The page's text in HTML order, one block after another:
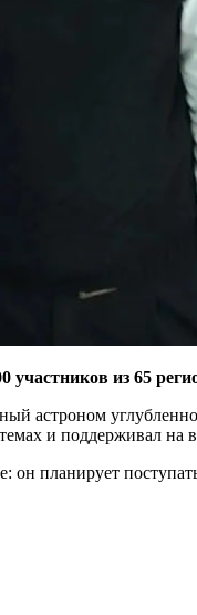
из 65
и поддерживал на
планирует